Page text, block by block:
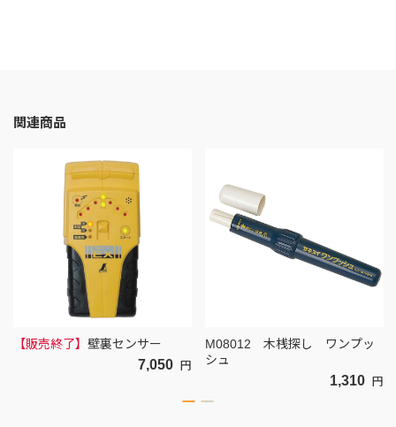
関連商品
【販売終了】 壁裏センサー
7,050 円
M08012 木桟探し ワンプッ
シュ
1,310 円